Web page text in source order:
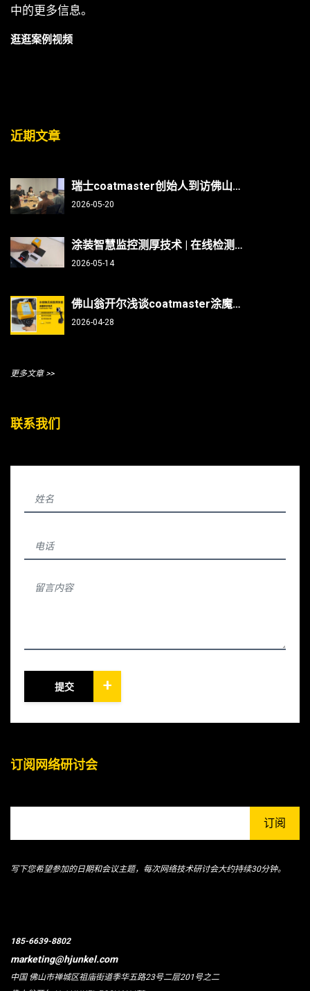
中的更多信息。
逛逛案例视频
近期文章
瑞士coatmaster创始人到访佛山翁开尔：非接触测厚技术能否破解涂装行业“效率与精度”难题？
2026-05-20
涂装智慧监控测厚技术 | 在线检测、非接触无损、防呆、不限底材
2026-05-14
佛山翁开尔浅谈coatmaster涂魔师测曲面/焊缝/内部，复杂部件涂层测厚不再难
2026-04-28
更多文章 >>
联系我们
提交 +
订阅网络研讨会
订阅
写下您希望参加的日期和会议主题，每次网络技术研讨会大约持续30分钟。
185-6639-8802
marketing@hjunkel.com
中国 佛山市禅城区祖庙街道季华五路23号二层201号之二